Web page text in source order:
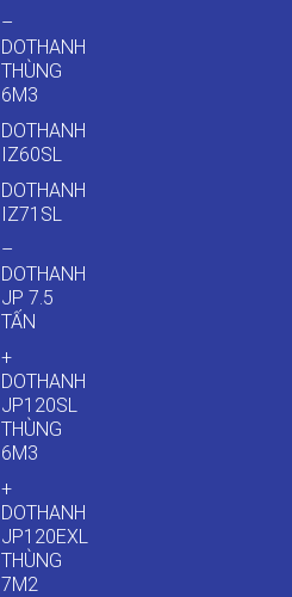
–
DOTHANH
THÙNG
6M3
DOTHANH
IZ60SL
DOTHANH
IZ71SL
–
DOTHANH
JP 7.5
TẤN
+
DOTHANH
JP120SL
THÙNG
6M3
+
DOTHANH
JP120EXL
THÙNG
7M2